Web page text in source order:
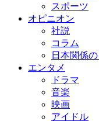
スポーツ
オピニオン
社説
コラム
日本関係
エンタメ
ドラマ
音楽
映画
アイドル